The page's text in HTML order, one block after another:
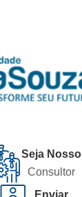
Seja Nosso
Consultor